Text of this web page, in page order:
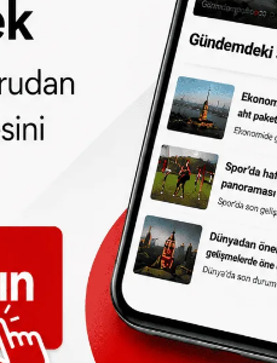
ile ilgili kurallar
bir mevzuat
yüzme havuzları bile
Birliği (VSG) direktörü
yerel yetkililere
yıllardır sürüyor, bu